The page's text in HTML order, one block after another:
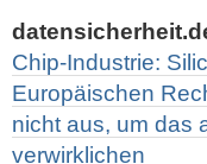
Chip-Industrie:
Europäischen
nicht aus, um das
verwirklichen